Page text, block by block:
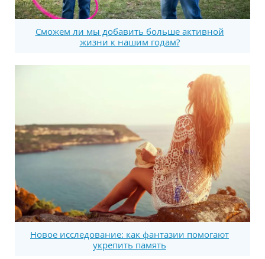
Сможем ли мы добавить больше активной
жизни к нашим годам?
Новое исследование: как фантазии помогают
укрепить память